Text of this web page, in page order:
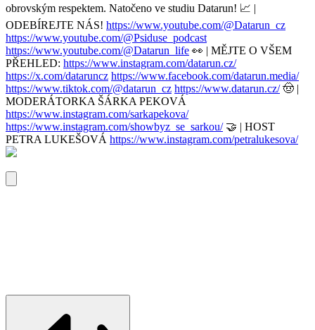
obrovským respektem. Natočeno ve studiu Datarun! 📈 |
ODEBÍREJTE NÁS! https://www.youtube.com/@Datarun_cz
https://www.youtube.com/@Psiduse_podcast
https://www.youtube.com/@Datarun_life 👀 | MĚJTE O VŠEM
PŘEHLED: https://www.instagram.com/datarun.cz/
https://x.com/dataruncz https://www.facebook.com/datarun.media/
https://www.tiktok.com/@datarun_cz https://www.datarun.cz/🤠 |
MODERÁTORKA ŠÁRKA PEKOVÁ
https://www.instagram.com/sarkapekova/
https://www.instagram.com/showbyz_se_sarkou/🤝 | HOST
PETRA LUKEŠOVÁ https://www.instagram.com/petralukesova/